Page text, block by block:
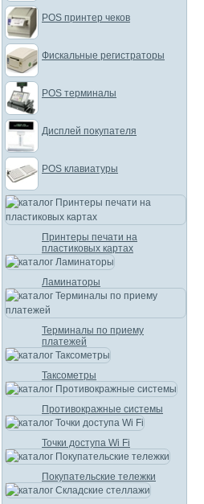
POS принтер чеков
Фискальные регистраторы
POS терминалы
Дисплей покупателя
POS клавиатуры
Принтеры печати на
пластиковых картах
Ламинаторы
Терминалы по приему
платежей
Таксометры
Противокражные системы
Точки доступа Wi Fi
Покупательские тележки